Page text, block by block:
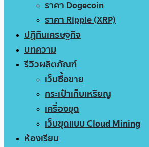
ราคา Dogecoin
ราคา Ripple (XRP)
ปฏิทินเศรษฐกิจ
บทความ
รีวิวผลิตภัณฑ์
เว็บซื้อขาย
กระเป๋าเก็บเหรียญ
เครื่องขุด
เว็บขุดแบบ Cloud Mining
ห้องเรียน